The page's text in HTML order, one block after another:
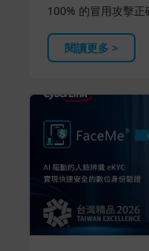
100% 的冒用攻擊正
閱讀更多 >